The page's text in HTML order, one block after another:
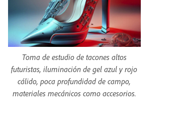
Toma de estudio de tacones altos
futuristas, iluminación de gel azul y rojo
cálido, poca profundidad de campo,
materiales mecánicos como accesorios.